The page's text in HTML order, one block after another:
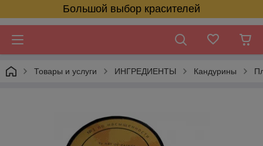
Большой выбор красителей
Товары и услуги ИНГРЕДИЕНТЫ Кандурины